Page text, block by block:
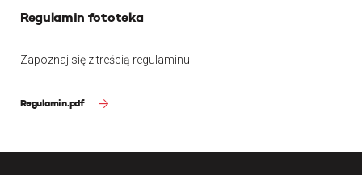
Regulamin fototeka
Zapoznaj się z treścią regulaminu
Regulamin.pdf